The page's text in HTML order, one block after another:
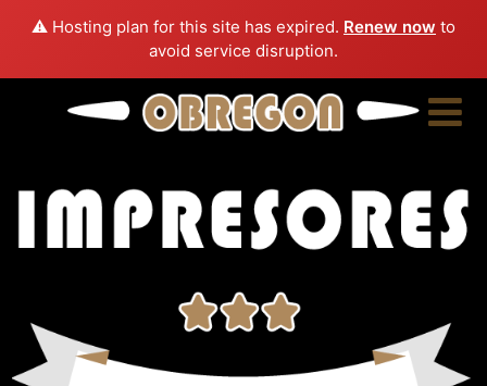
⚠️ Hosting plan for this site has expired. Renew now to
avoid service disruption.